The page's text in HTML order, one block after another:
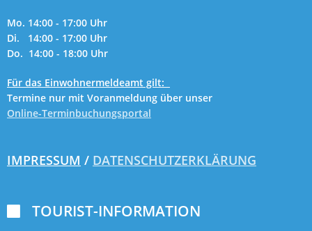
Mo. 14:00 - 17:00 Uhr
Di. 14:00 - 17:00 Uhr
Do. 14:00 - 18:00 Uhr
Für das Einwohnermeldeamt gilt:
Termine nur mit Voranmeldung über unser
Online-Terminbuchungsportal
IMPRESSUM / DATENSCHUTZERKLÄRUNG
TOURIST-INFORMATION